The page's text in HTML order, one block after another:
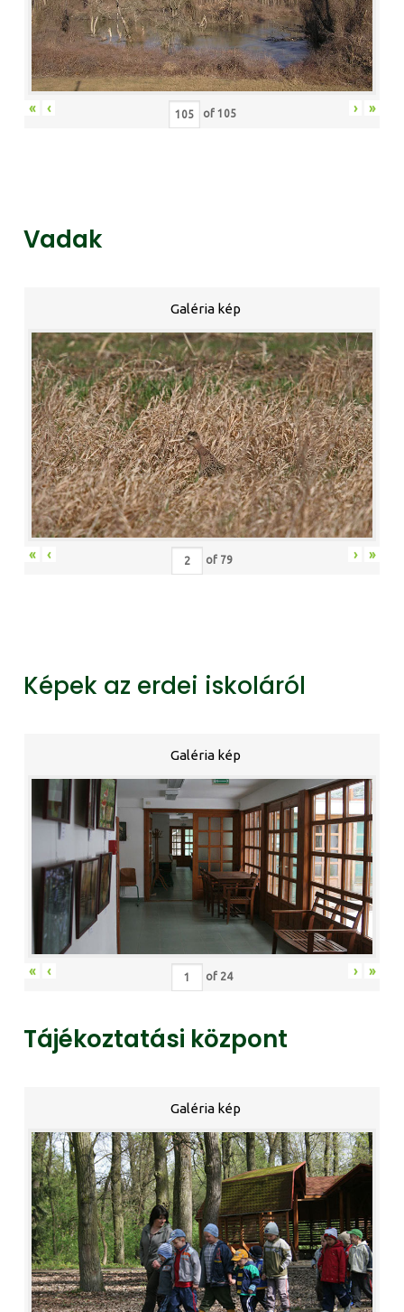
« ‹ of 105 › »
Vadak
Galéria kép
« ‹ of 79 › »
Képek az erdei iskoláról
Galéria kép
« ‹ of 24 › »
Tájékoztatási központ
Galéria kép